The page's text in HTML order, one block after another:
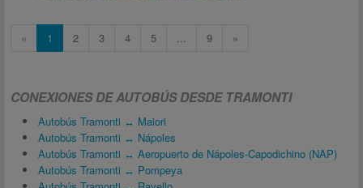
« 1 2 3 4 5 ... 9 »
CONEXIONES DE AUTOBÚS DESDE TRAMONTI
Autobús Tramonti ↔ Maiori
Autobús Tramonti ↔ Nápoles
Autobús Tramonti ↔ Aeropuerto de Nápoles-Capodichino (NAP)
Autobús Tramonti ↔ Pompeya